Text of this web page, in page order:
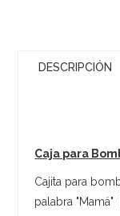
DESCRIPCIÓN
Caja para
Cajita para
palabra "Mamá"